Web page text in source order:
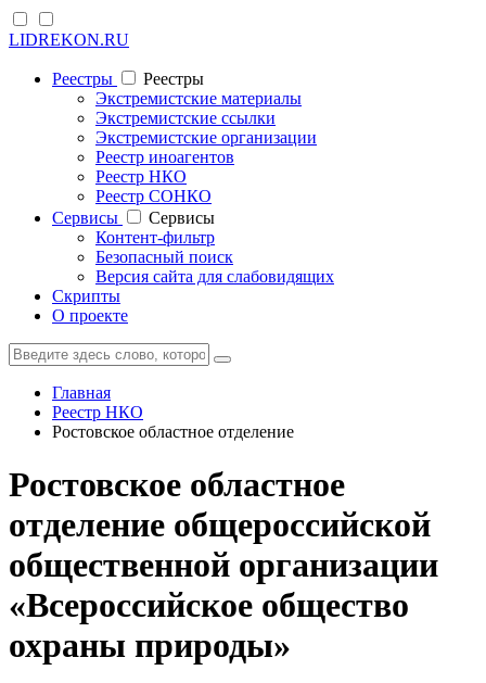
LIDREKON.RU
Реестры
Реестры
Экстремистские материалы
Экстремистские ссылки
Экстремистские организации
Реестр иноагентов
Реестр НКО
Реестр СОНКО
Cервисы
Cервисы
Контент-фильтр
Безопасный поиск
Версия сайта для слабовидящих
Скрипты
О проекте
Главная
Реестр НКО
Ростовское областное отделение
Ростовское областное
отделение общероссийской
общественной организации
«Всероссийское общество
охраны природы»